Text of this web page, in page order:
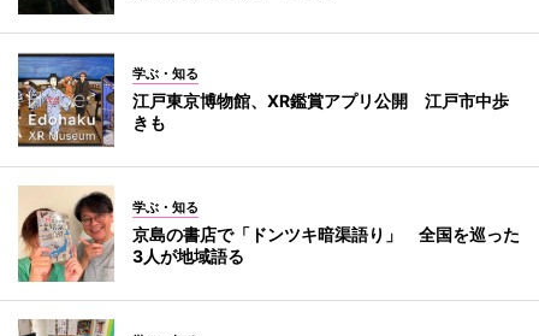
学ぶ・知る
江戸東京博物館、XR鑑賞アプリ公開 江戸市中歩
きも
学ぶ・知る
京島の書店で「ドンツキ暗渠語り」 全国を巡った
3人が地域語る